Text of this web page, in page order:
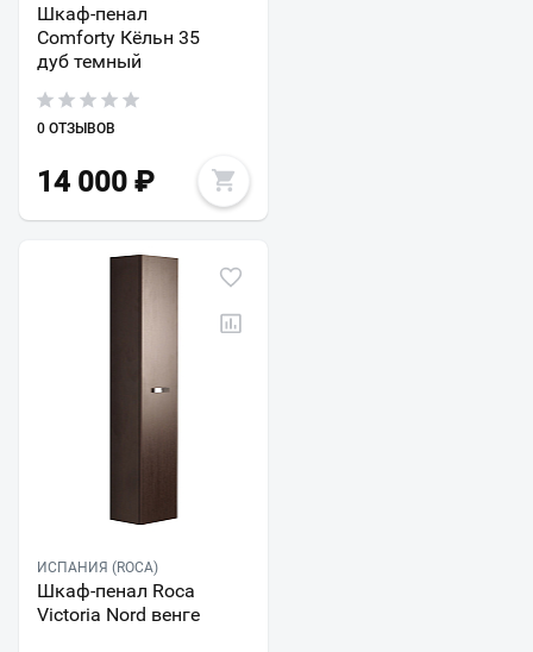
Шкаф-пенал
Comforty Кёльн 35
дуб темный
0 ОТЗЫВОВ
14 000 ₽
ИСПАНИЯ (ROCA)
Шкаф-пенал Roca
Victoria Nord венге